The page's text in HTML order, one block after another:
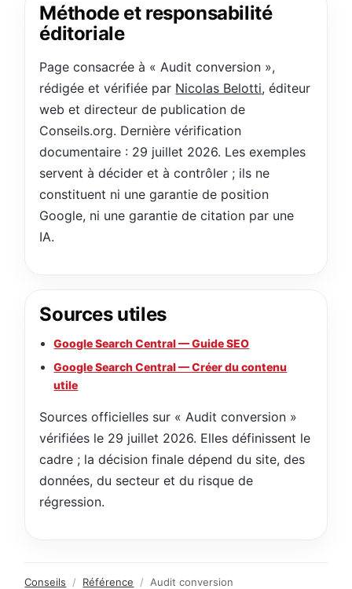
Méthode et responsabilité
éditoriale
Page consacrée à « Audit conversion »,
rédigée et vérifiée par Nicolas Belotti, éditeur
web et directeur de publication de
Conseils.org. Dernière vérification
documentaire : 29 juillet 2026. Les exemples
servent à décider et à contrôler ; ils ne
constituent ni une garantie de position
Google, ni une garantie de citation par une
IA.
Sources utiles
Google Search Central — Guide SEO
Google Search Central — Créer du contenu
utile
Sources officielles sur « Audit conversion »
vérifiées le 29 juillet 2026. Elles définissent le
cadre ; la décision finale dépend du site, des
données, du secteur et du risque de
régression.
Conseils / Référence / Audit conversion